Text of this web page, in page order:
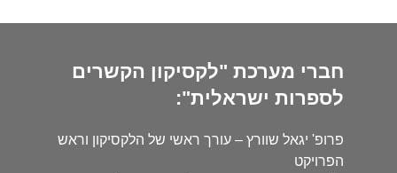
חברי מערכת "לקסיקון הקשרים
לספרות ישראלית":
פרופ' יגאל שוורץ – עורך ראשי של הלקסיקון וראש
הפרויקט